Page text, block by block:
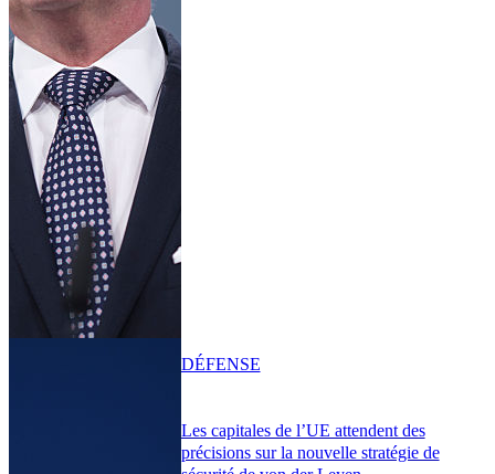
Les capitales de l’UE attendent des
précisions sur la nouvelle stratégie de
DÉFENSE